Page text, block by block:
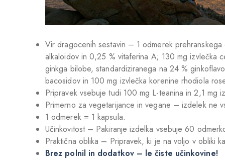
Vir dragocenih sestavin – 1 odmerek
alkaloidov in 0,25 % vitaferina A; 130 mg izvlečka
ginkga bilobe, standardiziranega na 24 %
bacosidov in 100 mg izvlečka korenine rhodiola
Pripravek vsebuje tudi 100 mg L-teanina in 2,1
Primerno za vegetarijance in vegane – izdelek ne
1 odmerek = 1 kapsula.
Učinkovitost – Pakiranje izdelka vsebuje 60
Praktična oblika – Pripravek, ki je na voljo v obliki
Brez polnil in dodatkov – le čiste učinkovine!